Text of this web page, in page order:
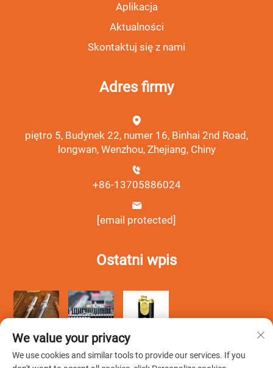
Aplikacja
Aktualności
Skontaktuj się z nami
Adres firmy
piętro 5, Budynek 22, numer 16, Binhai 2nd Road,
longwan, Wenzhou, Zhejiang, Chiny
+86-13705886024
[email protected]
Ostatni wpis
We value your privacy
We use cookies and similar tools to provide our services. If you